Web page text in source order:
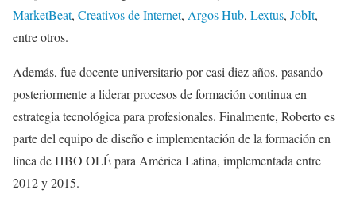
MarketBeat, Creativos de Internet, Argos Hub, Lextus, JobIt,
entre otros.
Además, fue docente universitario por casi diez años, pasando
posteriormente a liderar procesos de formación continua en
estrategia tecnológica para profesionales. Finalmente, Roberto es
parte del equipo de diseño e implementación de la formación en
línea de HBO OLÉ para América Latina, implementada entre
2012 y 2015.